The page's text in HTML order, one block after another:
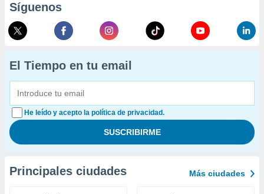
Síguenos
El Tiempo en tu email
He leído y acepto la política de privacidad.
Principales ciudades Más ciudades